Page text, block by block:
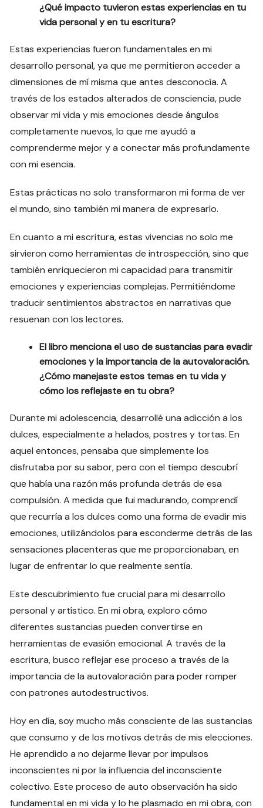
¿Qué impacto tuvieron estas experiencias en tu
vida personal y en tu escritura?
Estas experiencias fueron fundamentales en mi
desarrollo personal, ya que me permitieron acceder a
dimensiones de mí misma que antes desconocía. A
través de los estados alterados de consciencia, pude
observar mi vida y mis emociones desde ángulos
completamente nuevos, lo que me ayudó a
comprenderme mejor y a conectar más profundamente
con mi esencia.
Estas prácticas no solo transformaron mi forma de ver
el mundo, sino también mi manera de expresarlo.
En cuanto a mi escritura, estas vivencias no solo me
sirvieron como herramientas de introspección, sino que
también enriquecieron mi capacidad para transmitir
emociones y experiencias complejas. Permitiéndome
traducir sentimientos abstractos en narrativas que
resuenan con los lectores.
El libro menciona el uso de sustancias para evadir
emociones y la importancia de la autovaloración.
¿Cómo manejaste estos temas en tu vida y
cómo los reflejaste en tu obra?
Durante mi adolescencia, desarrollé una adicción a los
dulces, especialmente a helados, postres y tortas. En
aquel entonces, pensaba que simplemente los
disfrutaba por su sabor, pero con el tiempo descubrí
que había una razón más profunda detrás de esa
compulsión. A medida que fui madurando, comprendí
que recurría a los dulces como una forma de evadir mis
emociones, utilizándolos para esconderme detrás de las
sensaciones placenteras que me proporcionaban, en
lugar de enfrentar lo que realmente sentía.
Este descubrimiento fue crucial para mi desarrollo
personal y artístico. En mi obra, exploro cómo
diferentes sustancias pueden convertirse en
herramientas de evasión emocional. A través de la
escritura, busco reflejar ese proceso a través de la
importancia de la autovaloración para poder romper
con patrones autodestructivos.
Hoy en día, soy mucho más consciente de las sustancias
que consumo y de los motivos detrás de mis elecciones.
He aprendido a no dejarme llevar por impulsos
inconscientes ni por la influencia del inconsciente
colectivo. Este proceso de auto observación ha sido
fundamental en mi vida y lo he plasmado en mi obra, con